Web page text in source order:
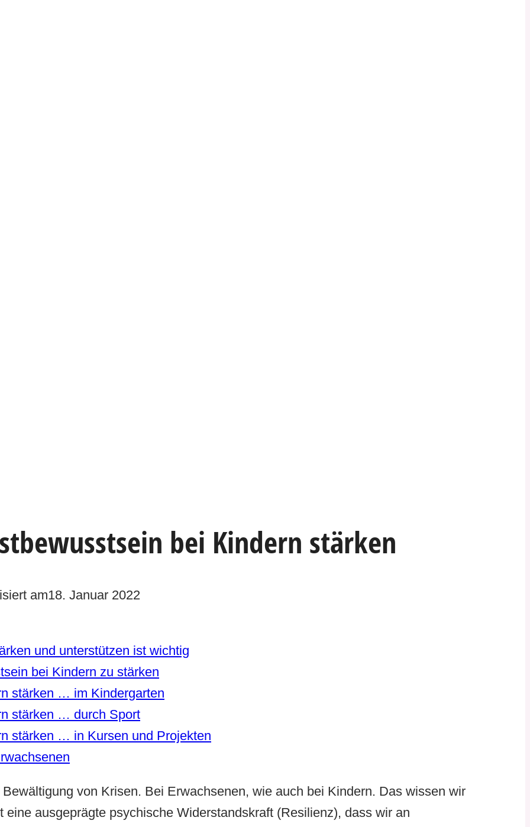
bei Kindern stärken
am18. Januar 2022
und unterstützen ist wichtig
bei Kindern zu stärken
stärken … im Kindergarten
stärken … durch Sport
stärken … in Kursen und Projekten
von Krisen. Bei Erwachsenen, wie auch bei Kindern. Das wissen wir
ausgeprägte psychische Widerstandskraft (Resilienz), dass wir an